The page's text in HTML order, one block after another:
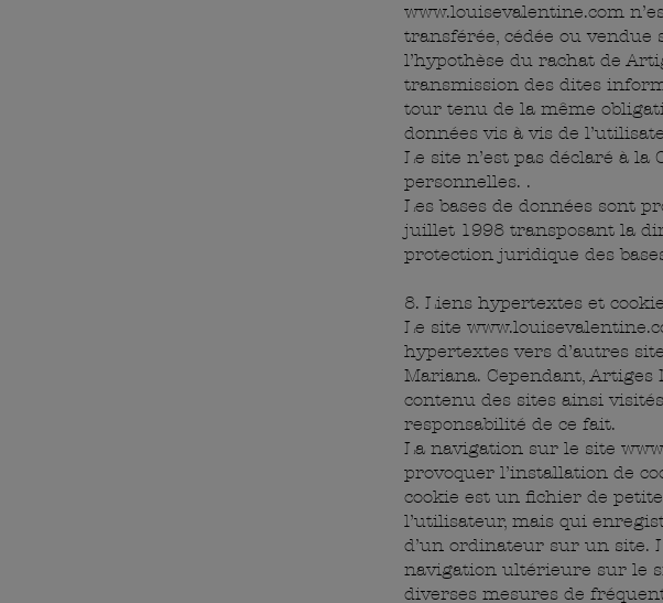
www.louisevalentine.com
transférée, cédée ou
l’hypothèse du rachat de
transmission des dites
tour tenu de la même
données vis à vis de
Le site n’est pas déclaré à
personnelles. .
Les bases de données sont
juillet 1998 transposant la
protection juridique des
8. Liens hypertextes et
Le site
hypertextes vers d’autres
Mariana. Cependant, Artiges
contenu des sites ainsi
responsabilité de ce fait.
La navigation sur le site
provoquer l’installation de
cookie est un fichier de
l’utilisateur, mais qui
d’un ordinateur sur un site.
navigation ultérieure sur le
diverses mesures de